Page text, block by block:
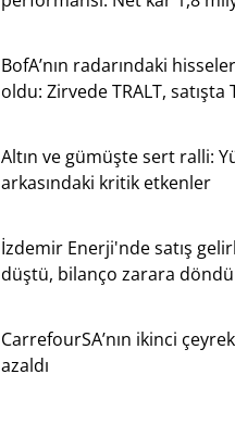
BofA’nın radarındaki
oldu: Zirvede TRALT, satışta
Altın ve gümüşte sert ralli:
arkasındaki kritik etkenler
İzdemir Enerji'nde satış
düştü, bilanço zarara döndü
CarrefourSA’nın ikinci
azaldı